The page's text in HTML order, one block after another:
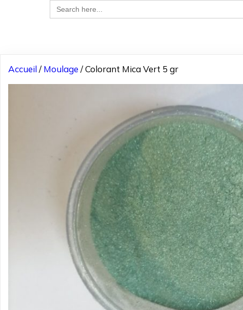
Search
for:
Accueil/Moulage / Colorant Mica Vert 5 gr